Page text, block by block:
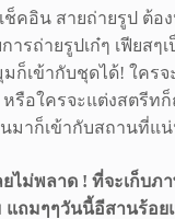
ช็คอิน สายถ่ายรูป ต้อ
ารถ่ายรูปเก๋ๆ เฟียสๆ
ก็เข้ากับชุดได้! ใครจ
รือใครจะแต่งสตรีทก็
มาก็เข้ากับสถานที่แ
ไม่พลาด ! ที่จะเก็บภ
ถมๆๆวันนี้อีสานร้อ